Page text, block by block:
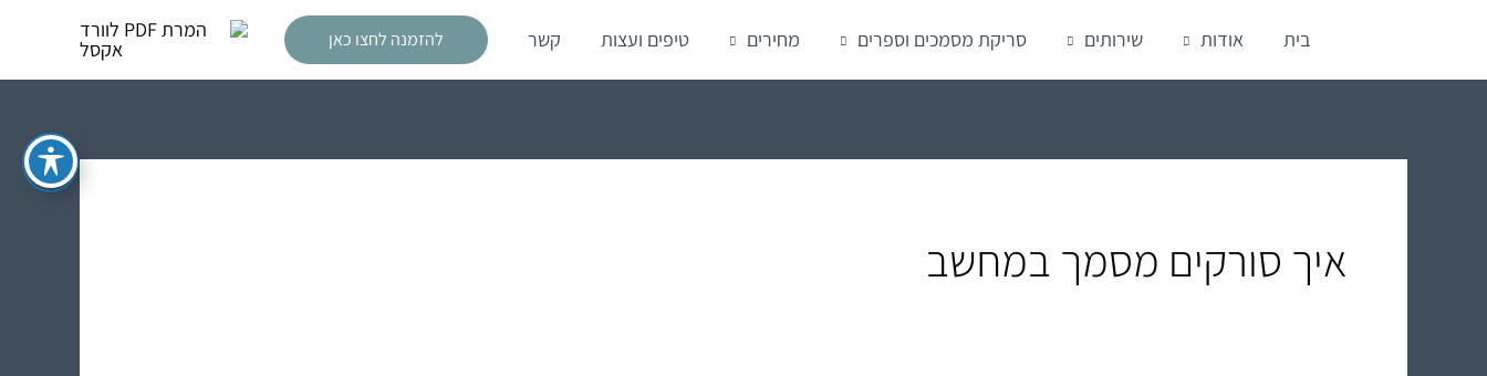
בית אודות שירותים סריקת מסמכים וספרים מחירים טיפים ועצות קשר להזמנה לחצו כאן
איך סורקים מסמך במחשב